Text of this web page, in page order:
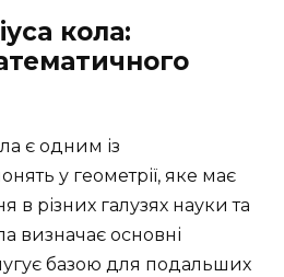
кола:
є одним із
у геометрії, яке має
в різних галузях науки та
визначає основні
базою для подальших